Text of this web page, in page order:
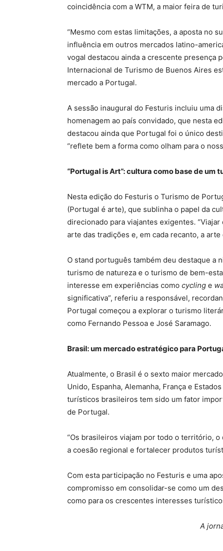
coincidência com a WTM, a maior feira de
“Mesmo com estas limitações, a aposta no
influência em outros mercados latino-
vogal destacou ainda a crescente presença
Internacional de Turismo de Buenos Aires
mercado a Portugal.
A sessão inaugural do Festuris incluiu uma
homenagem ao país convidado, que nesta
destacou ainda que Portugal foi o único
“reflete bem a forma como olham para o
“Portugal is Art”: cultura como base de um
Nesta edição do Festuris o Turismo de
(Portugal é arte), que sublinha o papel da
direcionado para viajantes exigentes.
arte das tradições e, em cada recanto, a
O stand português também deu destaque a
turismo de natureza e o turismo de bem-
interesse em experiências como cycling e
significativa”, referiu a responsável,
Portugal começou a explorar o turismo
como Fernando Pessoa e José Saramago.
Brasil: um mercado estratégico para
Atualmente, o Brasil é o sexto maior
Unido, Espanha, Alemanha, França e
turísticos brasileiros tem sido um fator
de Portugal.
“Os brasileiros viajam por todo o território,
a coesão regional e fortalecer produtos
Com esta participação no Festuris e uma
compromisso em consolidar-se como um
como para os crescentes interesses
A